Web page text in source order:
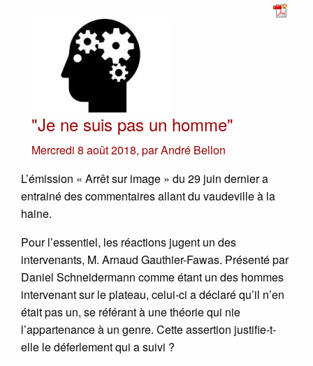
"Je ne suis pas un homme"
Mercredi 8 août 2018, parAndré Bellon
L’émission « Arrêt sur image » du 29 juin dernier a
entrainé des commentaires allant du vaudeville à la
haine.
Pour l’essentiel, les réactions jugent un des
intervenants, M. Arnaud Gauthier-Fawas. Présenté par
Daniel Schneidermann comme étant un des hommes
intervenant sur le plateau, celui-ci a déclaré qu’il n’en
était pas un, se référant à une théorie qui nie
l’appartenance à un genre. Cette assertion justifie-t-
elle le déferlement qui a suivi ?